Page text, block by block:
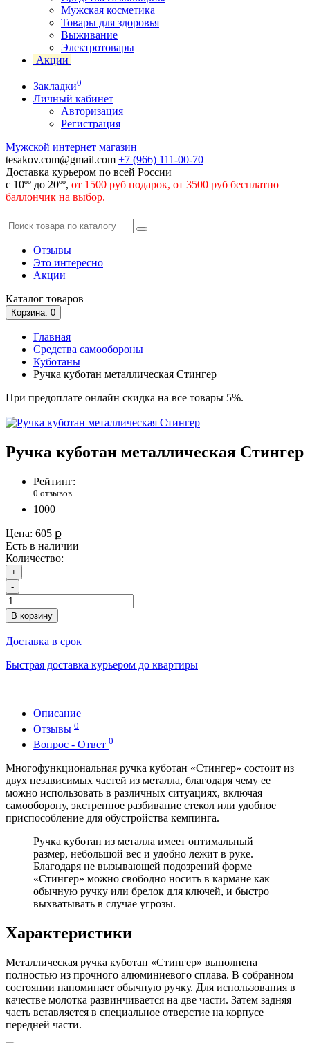
Мужская косметика
Товары для здоровья
Выживание
Электротовары
Акции
Закладки0
Личный кабинет
Авторизация
Регистрация
Мужской интернет магазин
tesakov.com@gmail.com +7 (966) 111-00-70
Доставка курьером по всей России
с 10ºº до 20ºº, от 1500 руб подарок, от 3500 руб бесплатно
баллончик на выбор.
Отзывы
Это интересно
Акции
Каталог товаров
Корзина: 0
Главная
Средства самообороны
Куботаны
Ручка куботан металлическая Стингер
При предоплате онлайн скидка на все товары 5%.
Ручка куботан металлическая Стингер
Рейтинг:
0 отзывов
1000
Цена: 605 ք
Есть в наличии
Количество:
+
-
В корзину
Доставка в срок
Быстрая доставка курьером до квартиры
Описание
Отзывы 0
Вопрос - Ответ 0
Многофункциональная ручка куботан «Стингер» состоит из
двух независимых частей из металла, благодаря чему ее
можно использовать в различных ситуациях, включая
самооборону, экстренное разбивание стекол или удобное
приспособление для обустройства кемпинга.
Ручка куботан из металла имеет оптимальный
размер, небольшой вес и удобно лежит в руке.
Благодаря не вызывающей подозрений форме
«Стингер» можно свободно носить в кармане как
обычную ручку или брелок для ключей, и быстро
выхватывать в случае угрозы.
Характеристики
Металлическая ручка куботан «Стингер» выполнена
полностью из прочного алюминиевого сплава. В собранном
состоянии напоминает обычную ручку. Для использования в
качестве молотка развинчивается на две части. Затем задняя
часть вставляется в специальное отверстие на корпусе
передней части.